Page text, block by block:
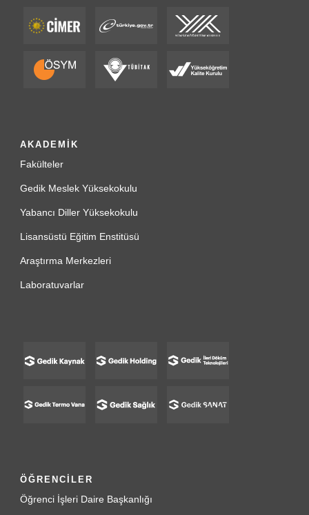
AKADEMİK
Fakülteler
Gedik Meslek Yüksekokulu
Yabancı Diller Yüksekokulu
Lisansüstü Eğitim Enstitüsü
Araştırma Merkezleri
Laboratuvarlar
ÖĞRENCİLER
Öğrenci İşleri Daire Başkanlığı